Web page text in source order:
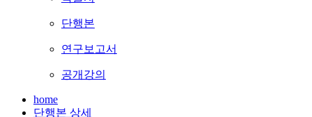
단행본
연구보고서
공개강의
home
단행본 상세